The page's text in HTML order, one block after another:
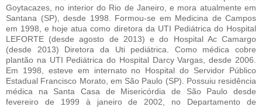
Goytacazes, no interior do Rio de Janeiro, e mora atualmente em
Santana (SP), desde 1998. Formou-se em Medicina de Campos
em 1998, e hoje atua como diretora da UTI Pediátrica do Hospital
LEFORTE (desde agosto de 2013) e do Hospital Ac Camargo
(desde 2013) Diretora da Uti pediátrica. Como médica cobre
plantão na UTI Pediátrica do Hospital Darcy Vargas, desde 2006.
Em 1998, esteve em internato no Hospital do Servidor Público
Estadual Francisco Morato, em São Paulo (SP). Possuiu residência
médica na Santa Casa de Misericórdia de São Paulo desde
fevereiro de 1999 à janeiro de 2002, no Departamento de